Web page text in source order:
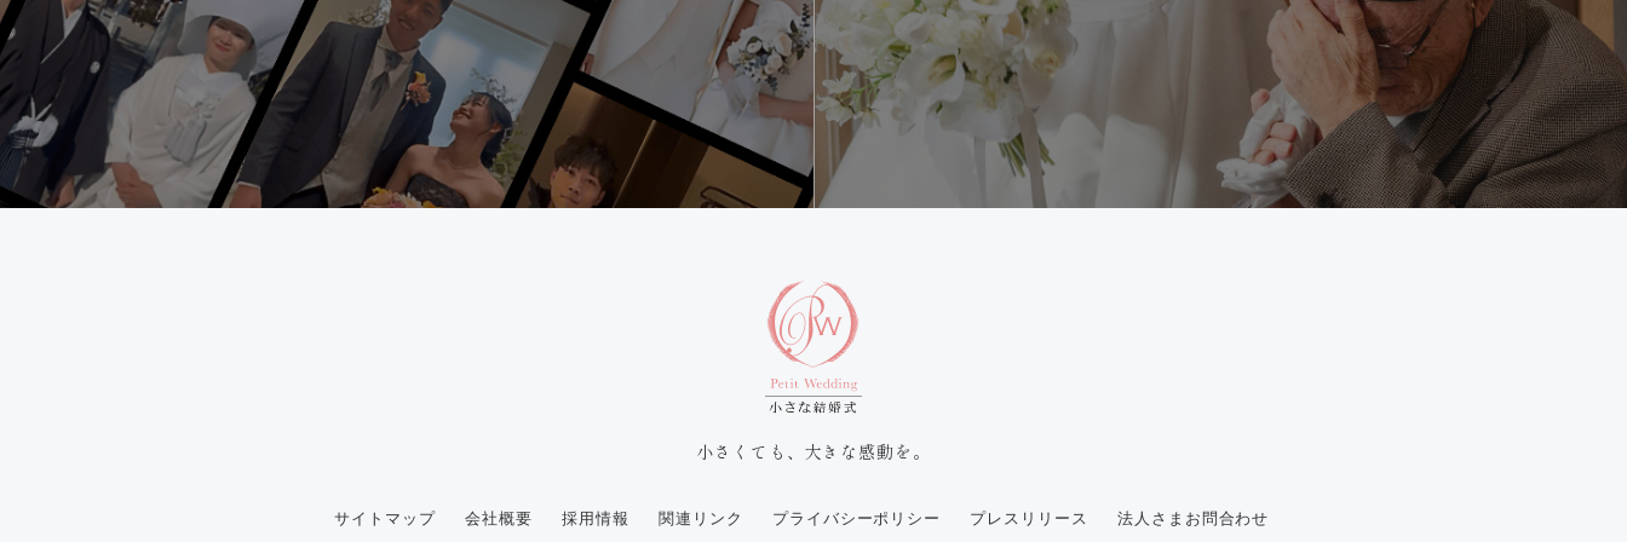
小さくても、大きな感動を。
サイトマップ 会社概要 採用情報 関連リンク プライバシーポリシー プレスリリース 法人さまお問合わせ